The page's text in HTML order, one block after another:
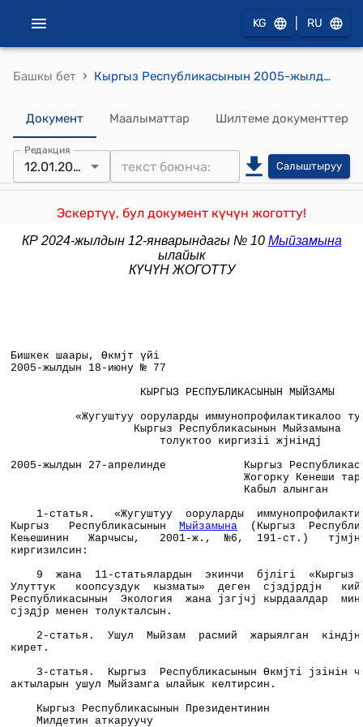
KG RU
Башкы бет › Кыргыз Республикасынын 2005-жылдын 18-июнундагы № 77 «Жугуштуу ооруларды иммунопрофилактикалоо тууралу» Кыргыз Республикасынын Мыйзамына толуктоо киргизіі жјніндј" Мыйзам
Документ Маалыматтар Шилтеме документтер
Редакция
12.01.2024 Салыштыруу
Эскертүү, бул документ күчүн жоготту!